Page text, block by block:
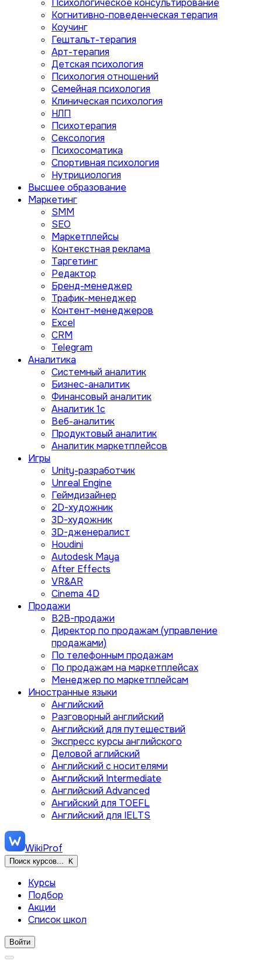
Психологическое консультирование
Когнитивно-поведенческая терапия
Коучинг
Гештальт-терапия
Арт-терапия
Детская психология
Психология отношений
Семейная психология
Клиническая психология
НЛП
Психотерапия
Сексология
Психосоматика
Спортивная психология
Нутрициология
Высшее образование
Маркетинг
SMM
SEO
Маркетплейсы
Контекстная реклама
Таргетинг
Редактор
Бренд-менеджер
Трафик-менеджер
Контент-менеджеров
Excel
CRM
Telegram
Аналитика
Системный аналитик
Бизнес-аналитик
Финансовый аналитик
Aналитик 1с
Веб-аналитик
Продуктовый аналитик
Аналитик маркетплейсов
Игры
Unity-разработчик
Unreal Engine
Геймдизайнер
2D-художник
3D-художник
3D-дженералист
Houdini
Autodesk Maya
After Effects
VR&AR
Cinema 4D
Продажи
B2B-продажи
Директор по продажам (управление
продажами)
По телефонным продажам
По продажам на маркетплейсах
Менеджер по маркетплейсам
Иностранные языки
Английский
Разговорный английский
Английский для путешествий
Экспресс курсы английского
Деловой аглийский
Английский с носителями
Английский Intermediate
Английский Advanced
Ангийский для TOEFL
Английский для IELTS
WikiProf
Поиск курсов... K
Курсы
Подбор
Акции
Список школ
Войти